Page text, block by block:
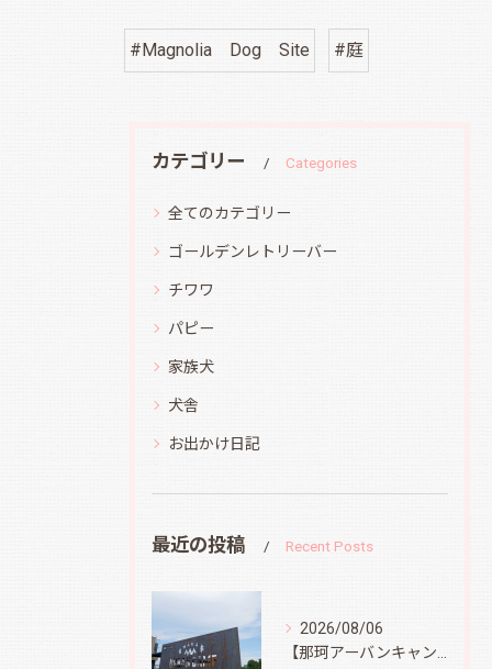
#Magnolia Dog Site #庭
カテゴリー Categories
全てのカテゴリー
ゴールデンレトリーバー
チワワ
パピー
家族犬
犬舎
お出かけ日記
最近の投稿 Recent Posts
2026/08/06